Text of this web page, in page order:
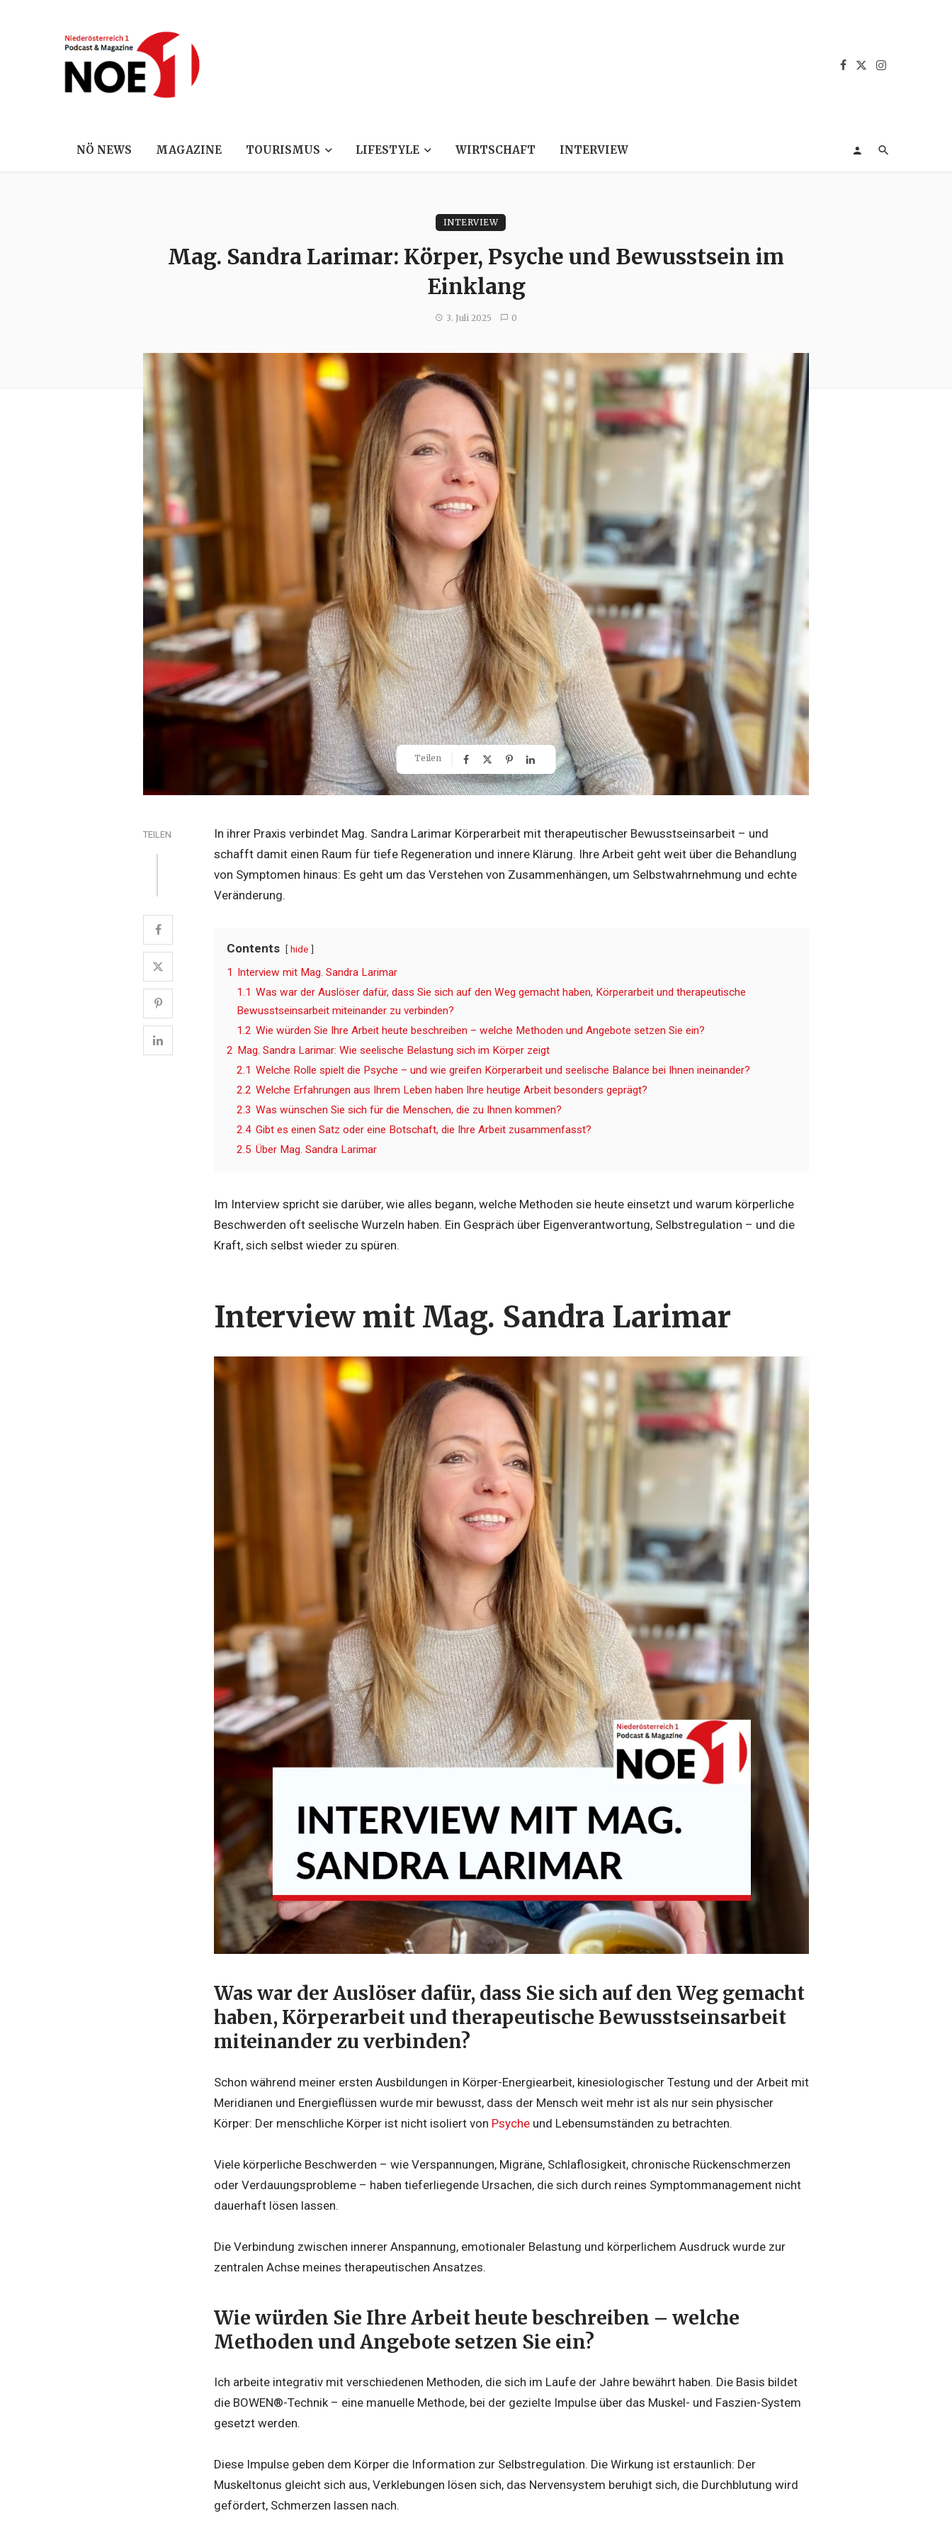
NÖ NEWS MAGAZINE TOURISMUS LIFESTYLE WIRTSCHAFT INTERVIEW
INTERVIEW
Mag. Sandra Larimar: Körper, Psyche und Bewusstsein im
Einklang
3. Juli 2025 0
Teilen
TEILEN
In ihrer Praxis verbindet Mag. Sandra Larimar Körperarbeit mit therapeutischer Bewusstseinsarbeit – und
schafft damit einen Raum für tiefe Regeneration und innere Klärung. Ihre Arbeit geht weit über die Behandlung
von Symptomen hinaus: Es geht um das Verstehen von Zusammenhängen, um Selbstwahrnehmung und echte
Veränderung.
Contents hide
1 Interview mit Mag. Sandra Larimar
1.1 Was war der Auslöser dafür, dass Sie sich auf den Weg gemacht haben, Körperarbeit und therapeutische
Bewusstseinsarbeit miteinander zu verbinden?
1.2 Wie würden Sie Ihre Arbeit heute beschreiben – welche Methoden und Angebote setzen Sie ein?
2 Mag. Sandra Larimar: Wie seelische Belastung sich im Körper zeigt
2.1 Welche Rolle spielt die Psyche – und wie greifen Körperarbeit und seelische Balance bei Ihnen ineinander?
2.2 Welche Erfahrungen aus Ihrem Leben haben Ihre heutige Arbeit besonders geprägt?
2.3 Was wünschen Sie sich für die Menschen, die zu Ihnen kommen?
2.4 Gibt es einen Satz oder eine Botschaft, die Ihre Arbeit zusammenfasst?
2.5 Über Mag. Sandra Larimar
Im Interview spricht sie darüber, wie alles begann, welche Methoden sie heute einsetzt und warum körperliche
Beschwerden oft seelische Wurzeln haben. Ein Gespräch über Eigenverantwortung, Selbstregulation – und die
Kraft, sich selbst wieder zu spüren.
Interview mit Mag. Sandra Larimar
Was war der Auslöser dafür, dass Sie sich auf den Weg gemacht
haben, Körperarbeit und therapeutische Bewusstseinsarbeit
miteinander zu verbinden?
Schon während meiner ersten Ausbildungen in Körper-Energiearbeit, kinesiologischer Testung und der Arbeit mit
Meridianen und Energieflüssen wurde mir bewusst, dass der Mensch weit mehr ist als nur sein physischer
Körper: Der menschliche Körper ist nicht isoliert von Psyche und Lebensumständen zu betrachten.
Viele körperliche Beschwerden – wie Verspannungen, Migräne, Schlaflosigkeit, chronische Rückenschmerzen
oder Verdauungsprobleme – haben tieferliegende Ursachen, die sich durch reines Symptommanagement nicht
dauerhaft lösen lassen.
Die Verbindung zwischen innerer Anspannung, emotionaler Belastung und körperlichem Ausdruck wurde zur
zentralen Achse meines therapeutischen Ansatzes.
Wie würden Sie Ihre Arbeit heute beschreiben – welche
Methoden und Angebote setzen Sie ein?
Ich arbeite integrativ mit verschiedenen Methoden, die sich im Laufe der Jahre bewährt haben. Die Basis bildet
die BOWEN®-Technik – eine manuelle Methode, bei der gezielte Impulse über das Muskel- und Faszien-System
gesetzt werden.
Diese Impulse geben dem Körper die Information zur Selbstregulation. Die Wirkung ist erstaunlich: Der
Muskeltonus gleicht sich aus, Verklebungen lösen sich, das Nervensystem beruhigt sich, die Durchblutung wird
gefördert, Schmerzen lassen nach.